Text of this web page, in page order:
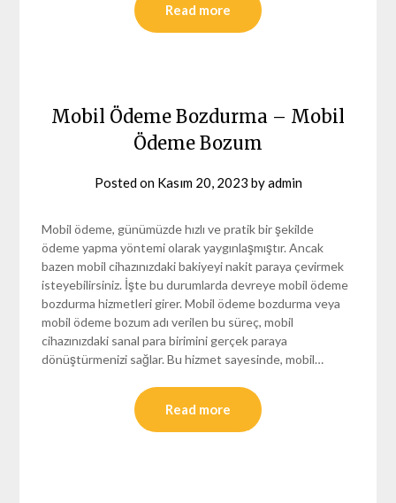
Read more
Mobil Ödeme Bozdurma – Mobil
Ödeme Bozum
Posted on Kasım 20, 2023 byadmin
Mobil ödeme, günümüzde hızlı ve pratik bir şekilde
ödeme yapma yöntemi olarak yaygınlaşmıştır. Ancak
bazen mobil cihazınızdaki bakiyeyi nakit paraya çevirmek
isteyebilirsiniz. İşte bu durumlarda devreye mobil ödeme
bozdurma hizmetleri girer. Mobil ödeme bozdurma veya
mobil ödeme bozum adı verilen bu süreç, mobil
cihazınızdaki sanal para birimini gerçek paraya
dönüştürmenizi sağlar. Bu hizmet sayesinde, mobil…
Read more